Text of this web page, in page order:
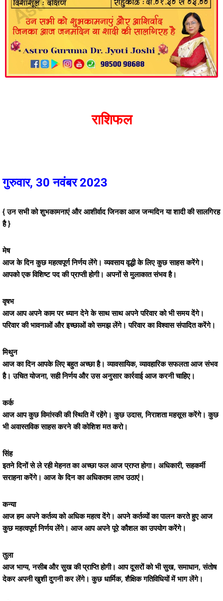
राशिफल
गुरुवार, 30 नवंबर 2023
{ उन सभी को शुभकामनाएं और आशीर्वाद जिनका आज जन्मदिन या शादी की सालगिरह
है }
मेष
आज के दिन कुछ महत्वपूर्ण निर्णय लेंगे। व्यवसाय वृद्धी के लिए कुछ साहस करेंगे।
आपको एक विशिष्ट पद की प्राप्ती होगी। अपनों से मुलाकात संभव है।
वृषभ
आज आप अपने काम पर ध्यान देने के साथ साथ अपने परिवार को भी समय देंगे।
परिवार की भावनाओं और इच्छाओं को समझ लेंगे। परिवार का विश्वास संपादित करेंगे।
मिथुन
आज का दिन आपके लिए बहुत अच्छा है। व्यावसायिक, व्यावहारिक सफलता आज संभव
है। उचित योजना, सही निर्णय और उस अनुसार कार्रवाई आज करनी चाहिए।
कर्क
आज आप कुछ विमांस्की की स्थिति में रहेंगे। कुछ उदास, निराशता महसूस करेंगे। कुछ
भी अवास्तविक साहस करने की कोशिश मत करो।
सिंह
इतने दिनों से ले रही मेहनत का अच्छा फल आज प्राप्त होगा। अधिकारी, सहकर्मी
सराहना करेंगे। आज के दिन का अधिकतम लाभ उठाएं।
कन्या
आज हम अपने कर्तव्य को अधिक महत्व देंगे। अपने कर्तव्यों का पालन करते हुए आज
कुछ महत्वपूर्ण निर्णय लेंगे। आज आप अपने पूरे कौशल का उपयोग करेंगे।
तुला
आज भाग्य, नसीब और सुख की प्राप्ति होगी। आप दूसरों को भी सुख, समाधान, संतोष
देकर अपनी खुशी दुगनी कर लेंगे। कुछ धार्मिक, शैक्षिक गतिविधियों में भाग लेंगे।